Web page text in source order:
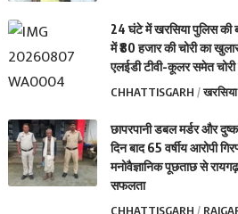
24 घंटे में खरसिया पुलिस
में ₹80 हजार की चोरी का
एलईडी टीवी-कूलर समेत चोरी
CHHATTISGARH खरसिया
छापरपानी डबल मर्डर और
दिन बाद 65 वर्षीय आरोपी
मनोवैज्ञानिक पूछताछ से
सफलता
CHHATTISGARH